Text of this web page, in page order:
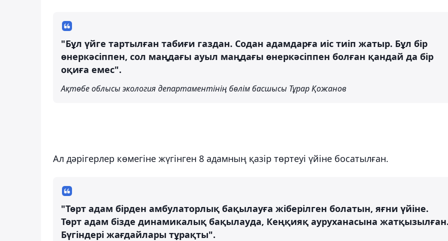
"Бұл үйге тартылған табиғи газдан. Содан адамдарға иіс тиіп жатыр. Бұл бір
өнеркәсіппен, сол маңдағы ауыл маңдағы өнеркәсіппен болған қандай да бір
оқиға емес".
Ақтөбе облысы экология департаментінің бөлім басшысы Тұрар Қожанов
Ал дәрігерлер көмегіне жүгінген 8 адамның қазір төртеуі үйіне босатылған.
"Төрт адам бірден амбулаторлық бақылауға жіберілген болатын, яғни үйіне.
Төрт адам бізде динамикалық бақылауда, Кеңқияқ ауруханасына
Бүгіндері жағдайлары тұрақты".